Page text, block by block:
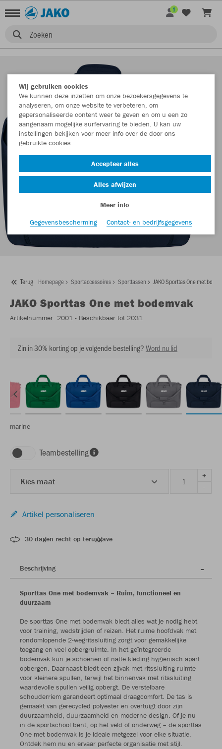
Zoeken
1
Terug Homepage Sportaccessoires Sporttassen JAKO Sporttas One met
JAKO Sporttas One met bodemvak
Artikelnummer: 2001 - Beschikbaar tot 2031
Zin in 30% korting op je volgende bestelling?Word nu lid
marine
Teambestelling
Kies maat
+
-
Artikel personaliseren
30 dagen recht op teruggave
Beschrijving
Sporttas One met bodemvak – Ruim, functioneel en
duurzaam
De sporttas One met bodemvak biedt alles wat je nodig hebt
voor training, wedstrijden of reizen. Het ruime hoofdvak met
rondomlopende 2-wegritssluiting zorgt voor gemakkelijke
toegang en veel opbergruimte. In het geïntegreerde
bodemvak kun je schoenen of natte kleding hygiënisch apart
opbergen. Daarnaast biedt een zijvak met ritssluiting ruimte
voor kleinere spullen, terwijl het binnenvak met ritssluiting
waardevolle spullen veilig opbergt. De verstelbare
schouderriem garandeert optimaal draagcomfort. De tas is
gemaakt van gerecycled polyester en overtuigt door zijn
duurzaamheid, duurzaamheid en moderne design. Of je nu
in de sportschool bent, op het veld of onderweg – de sporttas
One met bodemvak is je ideale metgezel voor elke situatie.
Ontdek hem nu en ervaar perfecte organisatie met stijl.
Wij gebruiken cookies
We kunnen deze inzetten om onze bezoekersgegevens te
analyseren, om onze website te verbeteren, om
gepersonaliseerde content weer te geven en om u een zo
aangenaam mogelijke surfervaring te bieden. U kan uw
instellingen bekijken voor meer info over de door ons
gebruikte cookies.
Accepteer alles
Alles afwijzen
Meer info
Gegevensbescherming
Contact- en bedrijfsgegevens